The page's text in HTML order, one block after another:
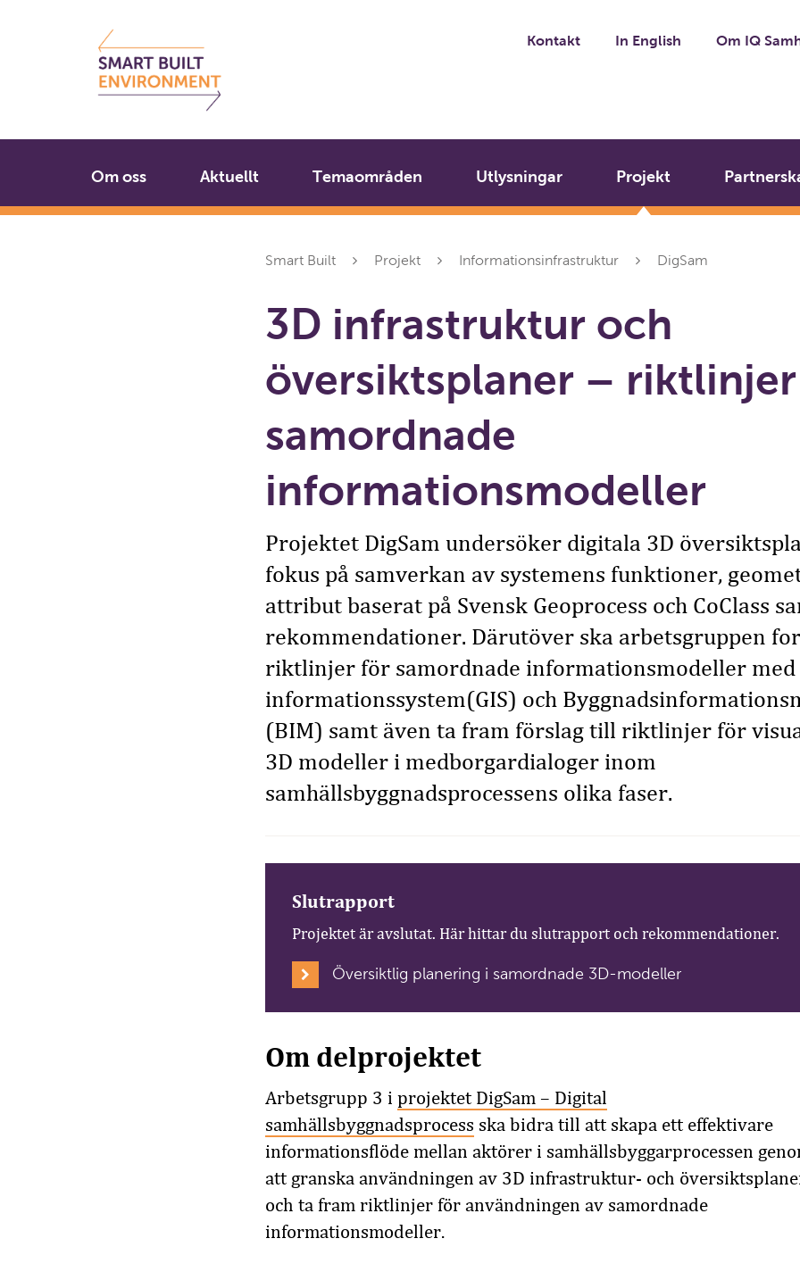
Kontakt In English Om IQ
Om oss Aktuellt Temaområden Utlysningar Projekt
Smart Built Projekt Informationsinfrastruktur DigSam
3D infrastruktur och
översiktsplaner –
samordnade
informationsmodeller
Projektet DigSam undersöker digitala 3D
fokus på samverkan av systemens funktioner,
attribut baserat på Svensk Geoprocess och CoClass
rekommendationer. Därutöver ska arbetsgruppen
riktlinjer för samordnade informationsmodeller med
informationssystem(GIS) och
(BIM) samt även ta fram förslag till riktlinjer för
3D modeller i medborgardialoger inom
samhällsbyggnadsprocessens olika faser.
Slutrapport
Projektet är avslutat. Här hittar du slutrapport och rekommendationer.
Översiktlig planering i samordnade 3D-modeller
Om delprojektet
Arbetsgrupp 3 i projektet DigSam – Digital
samhällsbyggnadsprocess ska bidra till att skapa ett effektivare
informationsflöde mellan aktörer i samhällsbyggarprocessen
att granska användningen av 3D infrastruktur- och
och ta fram riktlinjer för användningen av samordnade
informationsmodeller.